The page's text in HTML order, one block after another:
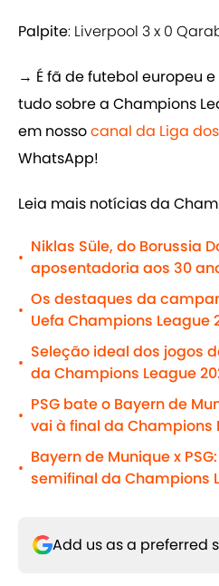
Palpite: Liverpool 3 x 0
→ É fã de futebol europeu
tudo sobre a Champions
em nossocanal da Liga
WhatsApp!
Leia mais notícias da
•
Niklas Süle, do Borussia
aposentadoria aos 30
•
Os destaques da
Uefa Champions League
•
Seleção ideal dos jogos
da Champions League
•
PSG bate o Bayern de
vai à final da Champions
•
Bayern de Munique x
semifinal da Champions
Add us as a preferred